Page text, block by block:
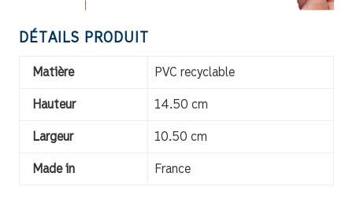
DÉTAILS PRODUIT
Matière PVC recyclable
Hauteur 14.50 cm
Largeur 10.50 cm
Made in France